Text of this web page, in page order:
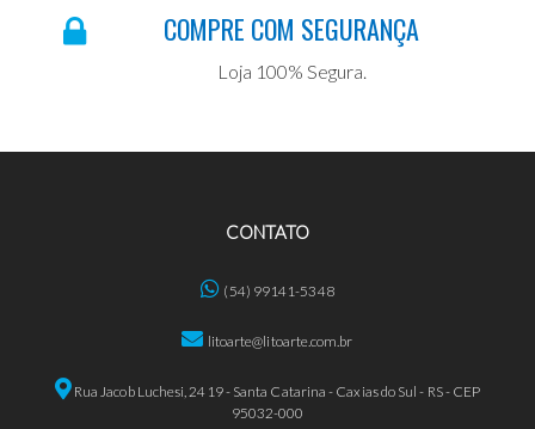
COMPRE COM SEGURANÇA
Loja 100% Segura.
CONTATO
(54) 99141-5348
litoarte@litoarte.com.br
Rua Jacob Luchesi, 2419 - Santa Catarina - Caxias do Sul - RS - CEP
95032-000